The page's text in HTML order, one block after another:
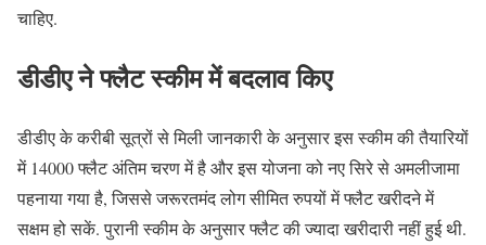
चाहिए.
डीडीए ने फ्लैट स्कीम में बदलाव किए
डीडीए के करीबी सूत्रों से मिली जानकारी के अनुसार इस स्कीम की तैयारियों
में 14000 फ्लैट अंतिम चरण में है और इस योजना को नए सिरे से अमलीजामा
पहनाया गया है, जिससे जरूरतमंद लोग सीमित रुपयों में फ्लैट खरीदने में
सक्षम हो सकें. पुरानी स्कीम के अनुसार फ्लैट की ज्यादा खरीदारी नहीं हुई थी.